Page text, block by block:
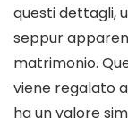
questi dettagli,
seppur
matrimonio.
viene regalato
ha un valore